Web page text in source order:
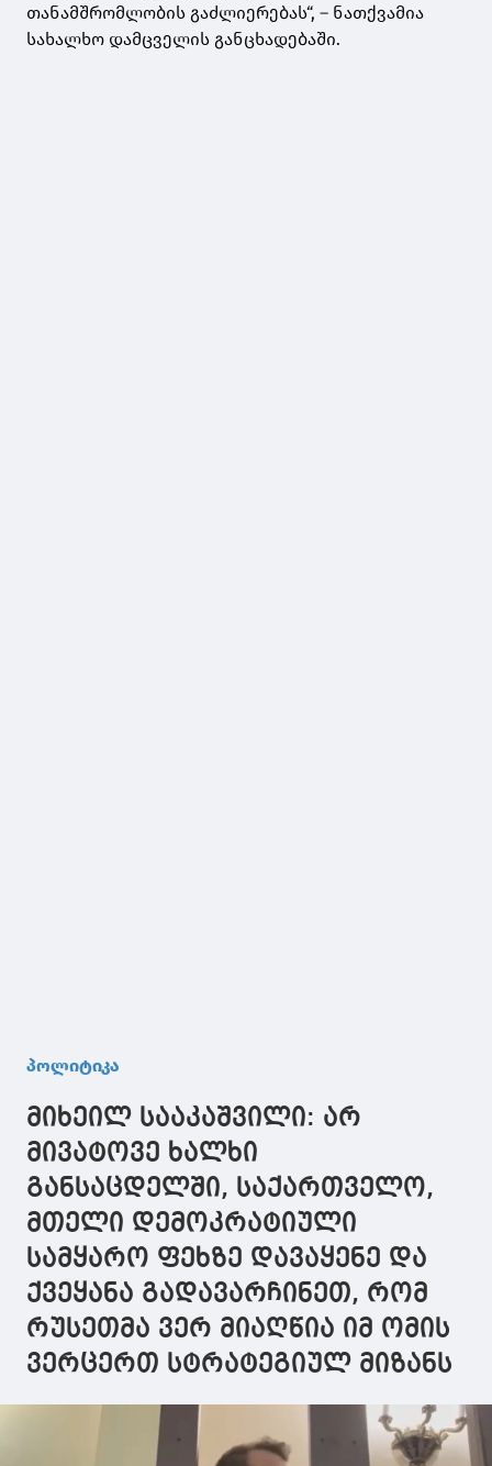
თანამშრომლობის გაძლიერებას“, – ნათქვამია
სახალხო დამცველის განცხადებაში.
პოლიტიკა
მიხეილ სააკაშვილი: არ
მივატოვე ხალხი
განსაცდელში, საქართველო,
მთელი დემოკრატიული
სამყარო ფეხზე დავაყენე და
ქვეყანა გადავარჩინეთ, რომ
რუსეთმა ვერ მიაღწია იმ ომის
ვერცერთ სტრატეგიულ მიზანს